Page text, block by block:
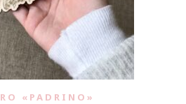
«PADRINO»